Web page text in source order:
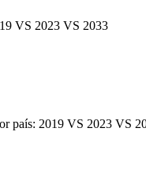
VS 2023 VS 2033
país: 2019 VS 2023 VS